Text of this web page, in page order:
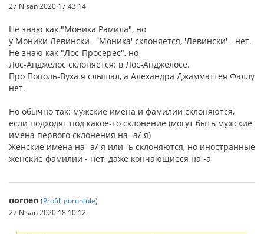
27 Nisan 2020 17:43:14
Не знаю как "Моника Рамила", но
у Моники Левински - 'Моника' склоняется, 'Левински' - нет.
Не знаю как "Лос-Просерес", но
Лос-Анджелос склоняется: в Лос-Анджелосе.
Про Пополь-Вуха я слышал, а Алехандра Джамматтея Фаллу
нет.
Но обычно так: мужские имена и фамилии склоняются,
если подходят под какое-то склонение (могут быть мужские
имена первого склонения на -а/-я)
Женские имена на -а/-я или -ь склоняются, но иностранные
женские фамилии - нет, даже кончающиеся на -а
nornen (Profili görüntüle)
27 Nisan 2020 18:10:12